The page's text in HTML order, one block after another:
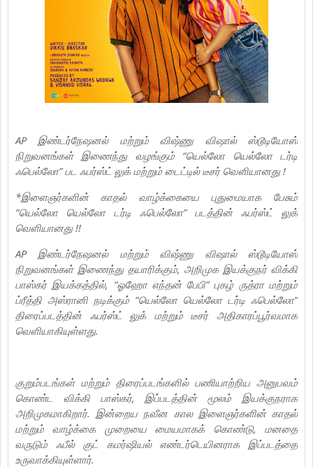
AP இண்டர்நேஷனல் மற்றும் விஷ்ணு விஷால் ஸ்டூடியோஸ்
நிறுவனங்கள் இணைந்து வழங்கும் “யெல்லோ யெல்லோ டர்டி
ஃபெல்லோ” பட ஃபர்ஸ்ட் லுக் மற்றும் டைட்டில் டீசர் வெளியானது !
*இளைஞர்களின் காதல் வாழ்க்கையை புதுமையாக பேசும்
“யெல்லோ யெல்லோ டர்டி ஃபெல்லோ” படத்தின் ஃபர்ஸ்ட் லுக்
வெளியானது !!
AP இண்டர்நேஷனல் மற்றும் விஷ்ணு விஷால் ஸ்டூடியோஸ்
நிறுவனங்கள் இணைந்து தயாரிக்கும், அறிமுக இயக்குநர் விக்கி
பாஸ்கர் இயக்கத்தில், “ஓஹோ எந்தன் பேபி” புகழ் ருத்ரா மற்றும்
ப்ரீத்தி அஸ்ரானி நடிக்கும் “யெல்லோ யெல்லோ டர்டி ஃபெல்லோ”
திரைப்படத்தின் ஃபர்ஸ்ட் லுக் மற்றும் டீசர் அதிகாரப்பூர்வமாக
வெளியாகியுள்ளது.
குறும்படங்கள் மற்றும் திரைப்படங்களில் பணியாற்றிய அனுபவம்
கொண்ட விக்கி பாஸ்கர், இப்படத்தின் மூலம் இயக்குநராக
அறிமுகமாகிறார். இன்றைய நவீன கால இளைஞர்களின் காதல்
மற்றும் வாழ்க்கை முறையை மையமாகக் கொண்டு, மனதை
வருடும் ஃபீல் குட் கமர்ஷியல் எண்டர்டெயினராக இப்படத்தை
உருவாக்கியுள்ளார்.